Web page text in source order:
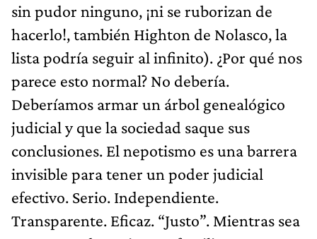
sin pudor ninguno, ¡ni se ruborizan de
hacerlo!, también Highton de Nolasco, la
lista podría seguir al infinito). ¿Por qué nos
parece esto normal? No debería.
Deberíamos armar un árbol genealógico
judicial y que la sociedad saque sus
conclusiones. El nepotismo es una barrera
invisible para tener un poder judicial
efectivo. Serio. Independiente.
Transparente. Eficaz. “Justo”. Mientras sea